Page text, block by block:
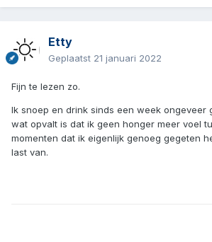
Etty
Geplaatst 21 januari 2022
Fijn te lezen zo.
Ik snoep en drink sinds een week ongeveer
wat opvalt is dat ik geen honger meer voel
momenten dat ik eigenlijk genoeg gegeten
last van.